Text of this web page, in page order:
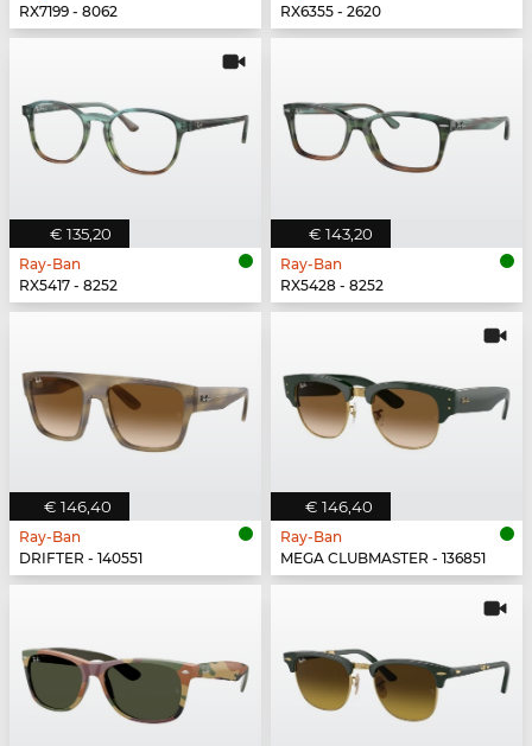
RX7199 - 8062
RX6355 - 2620
€ 135,20
Ray-Ban
RX5417 - 8252
€ 143,20
Ray-Ban
RX5428 - 8252
€ 146,40
Ray-Ban
DRIFTER - 140551
€ 146,40
Ray-Ban
MEGA CLUBMASTER - 136851